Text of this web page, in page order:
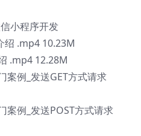
小程序开发
.mp4 10.23M
.mp4 12.28M
例_发送GET方式请求
例_发送POST方式请求